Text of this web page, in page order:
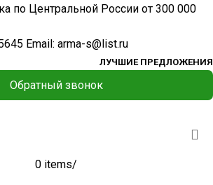
по Центральной России от 300 000
Email: arma-s@list.ru
ЛУЧШИЕ ПРЕДЛОЖЕНИЯ
Обратный звонок
0 items/